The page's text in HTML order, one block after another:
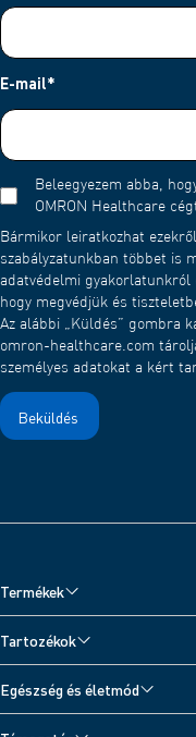
E-mail*
Beleegyezem abba,
OMRON Healthcare
Bármikor leiratkozhat
szabályzatunkban többet is
adatvédelmi gyakorlatunkról
hogy megvédjük és
Az alábbi „Küldés” gombra
omron-healthcare.com
személyes adatokat a kért
Termékek
Inhalátorok és
Fájdalomkezelés TENS-
Digitális mérlegek
Tartozékok
Inhalátor tartozékok
Egészség és életmód